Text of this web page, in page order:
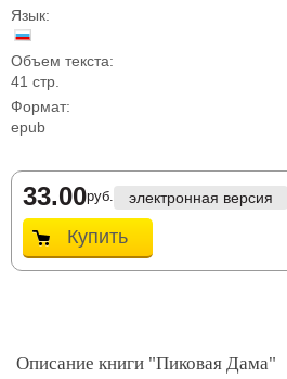
Язык:
Объем текста:
41 стр.
Формат:
epub
33.00руб. электронная версия
Купить
Описание книги "Пиковая Дама"